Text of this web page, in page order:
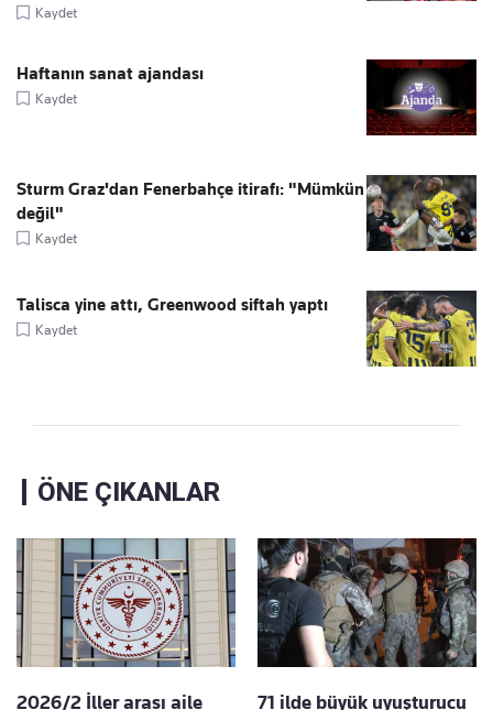
Kaydet
Haftanın sanat ajandası
Kaydet
Sturm Graz'dan Fenerbahçe itirafı: "Mümkün
değil"
Kaydet
Talisca yine attı, Greenwood siftah yaptı
Kaydet
ÖNE ÇIKANLAR
2026/2 İller arası aile
71 ilde büyük uyuşturucu